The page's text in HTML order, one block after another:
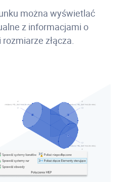
można wyświetlać
z informacjami o
złącza.